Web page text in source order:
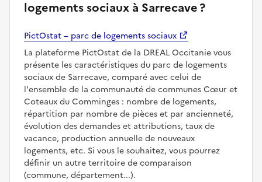
logements sociaux à Sarrecave ?
PictOstat – parc de logements sociaux
La plateforme PictOstat de la DREAL Occitanie vous
présente les caractéristiques du parc de logements
sociaux de Sarrecave, comparé avec celui de
l'ensemble de la communauté de communes Cœur et
Coteaux du Comminges : nombre de logements,
répartition par nombre de pièces et par ancienneté,
évolution des demandes et attributions, taux de
vacance, production annuelle de nouveaux
logements, etc. Si vous le souhaitez, vous pourrez
définir un autre territoire de comparaison
(commune, département...).